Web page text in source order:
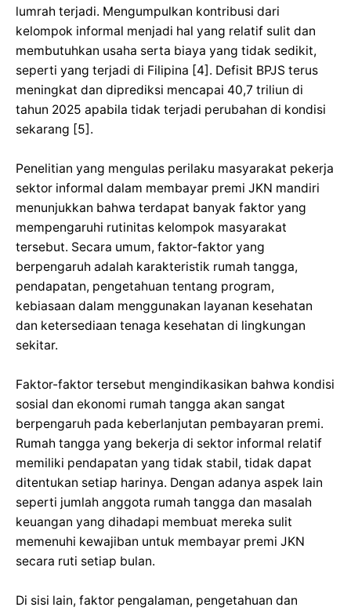
lumrah terjadi. Mengumpulkan kontribusi dari
kelompok informal menjadi hal yang relatif sulit dan
membutuhkan usaha serta biaya yang tidak sedikit,
seperti yang terjadi di Filipina [4]. Defisit BPJS terus
meningkat dan diprediksi mencapai 40,7 triliun di
tahun 2025 apabila tidak terjadi perubahan di kondisi
sekarang [5].
Penelitian yang mengulas perilaku masyarakat pekerja
sektor informal dalam membayar premi JKN mandiri
menunjukkan bahwa terdapat banyak faktor yang
mempengaruhi rutinitas kelompok masyarakat
tersebut. Secara umum, faktor-faktor yang
berpengaruh adalah karakteristik rumah tangga,
pendapatan, pengetahuan tentang program,
kebiasaan dalam menggunakan layanan kesehatan
dan ketersediaan tenaga kesehatan di lingkungan
sekitar.
Faktor-faktor tersebut mengindikasikan bahwa kondisi
sosial dan ekonomi rumah tangga akan sangat
berpengaruh pada keberlanjutan pembayaran premi.
Rumah tangga yang bekerja di sektor informal relatif
memiliki pendapatan yang tidak stabil, tidak dapat
ditentukan setiap harinya. Dengan adanya aspek lain
seperti jumlah anggota rumah tangga dan masalah
keuangan yang dihadapi membuat mereka sulit
memenuhi kewajiban untuk membayar premi JKN
secara ruti setiap bulan.
Di sisi lain, faktor pengalaman, pengetahuan dan